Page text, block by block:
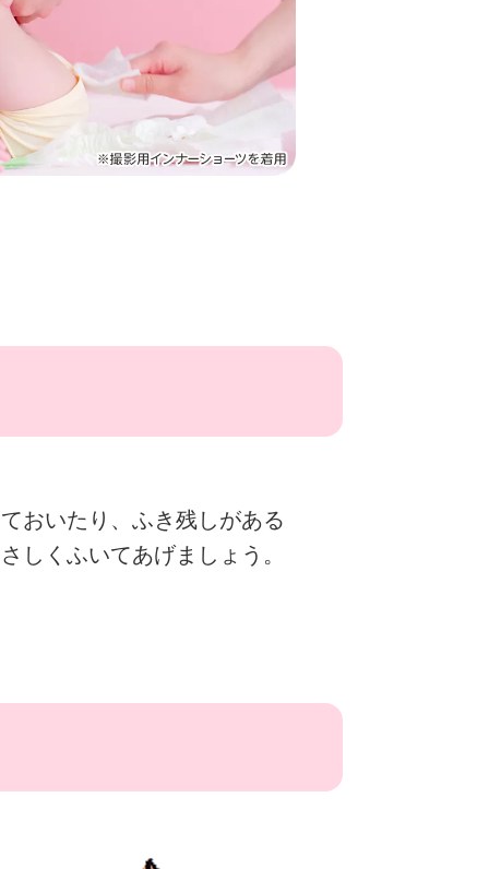
おいたり、ふき残しがある
しくふいてあげましょう。